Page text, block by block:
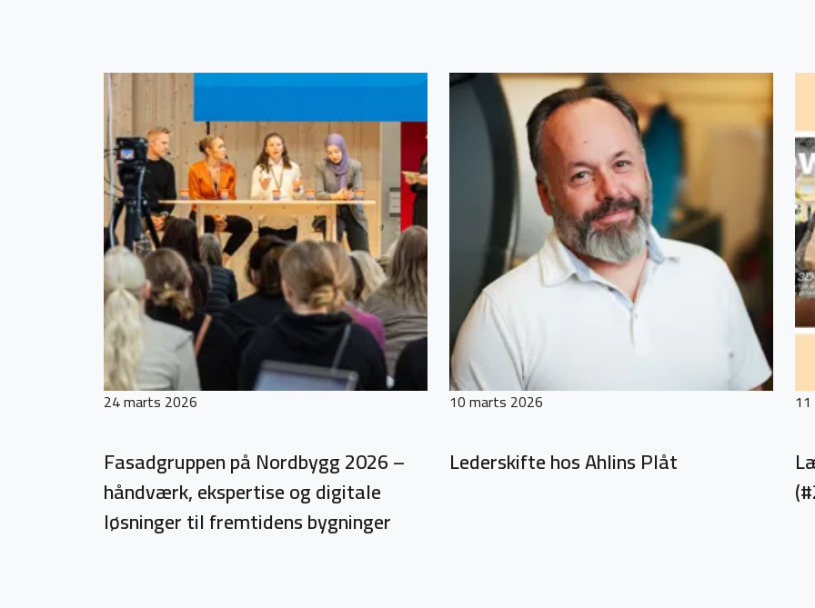
24 marts 2026
Fasadgruppen på Nordbygg 2026 –
håndværk, ekspertise og digitale
løsninger til fremtidens bygninger
10 marts 2026
Lederskifte hos Ahlins Plåt